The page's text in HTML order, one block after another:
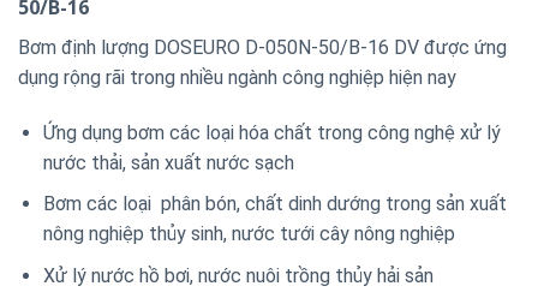
50/B-16
Bơm định lượng DOSEURO D-050N-50/B-16 DV được ứng
dụng rộng rãi trong nhiều ngành công nghiệp hiện nay
Ứng dụng bơm các loại hóa chất trong công nghệ xử lý
nước thải, sản xuất nước sạch
Bơm các loại phân bón, chất dinh dướng trong sản xuất
nông nghiệp thủy sinh, nước tưới cây nông nghiệp
Xử lý nước hồ bơi, nước nuôi trồng thủy hải sản